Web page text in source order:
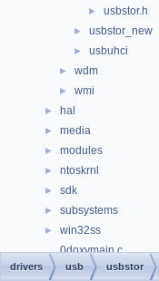
► usbstor.h
► usbstor_new
► usbuhci
► wdm
► wmi
► hal
► media
► modules
► ntoskrnl
► sdk
► subsystems
►
win32ss
0doxymain.c
► File Members
drivers usb usbstor